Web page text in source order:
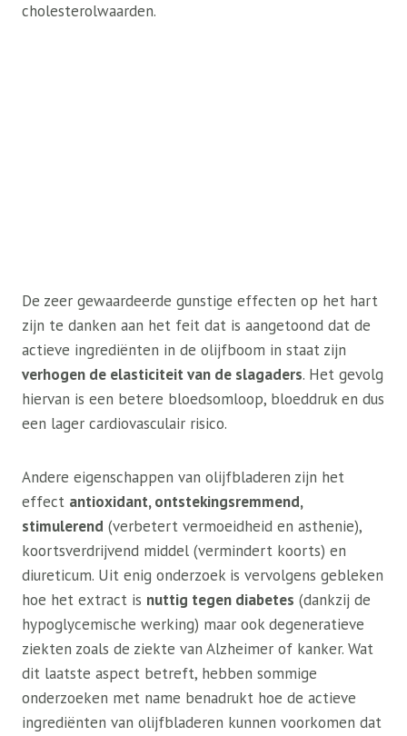
cholesterolwaarden.
De zeer gewaardeerde gunstige effecten op het hart
zijn te danken aan het feit dat is aangetoond dat de
actieve ingrediënten in de olijfboom in staat zijn
verhogen de elasticiteit van de slagaders. Het gevolg
hiervan is een betere bloedsomloop, bloeddruk en dus
een lager cardiovasculair risico.
Andere eigenschappen van olijfbladeren zijn het
effect antioxidant, ontstekingsremmend,
stimulerend (verbetert vermoeidheid en asthenie),
koortsverdrijvend middel (vermindert koorts) en
diureticum. Uit enig onderzoek is vervolgens gebleken
hoe het extract is nuttig tegen diabetes (dankzij de
hypoglycemische werking) maar ook degeneratieve
ziekten zoals de ziekte van Alzheimer of kanker. Wat
dit laatste aspect betreft, hebben sommige
onderzoeken met name benadrukt hoe de actieve
ingrediënten van olijfbladeren kunnen voorkomen dat